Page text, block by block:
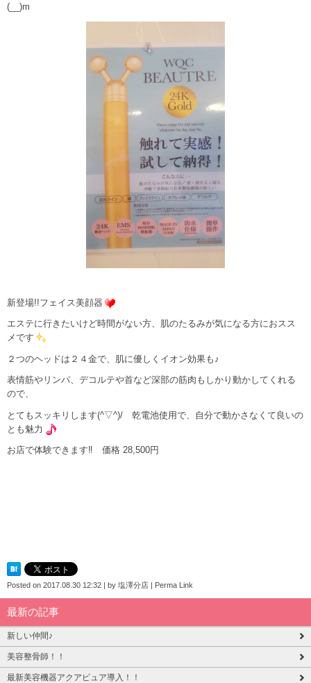
(__)m
新登場!!フェイス美顔器
エステに行きたいけど時間がない方、肌のたるみが気になる方におスス
メです
２つのヘッドは２４金で、肌に優しくイオン効果も♪
表情筋やリンパ、デコルテや首など深部の筋肉もしかり動かしてくれる
ので、
とてもスッキリします(^▽^)/ 乾電池使用で、自分で動かさなくて良いの
とも魅力
お店で体験できます‼ 価格 28,500円
Posted on 2017.08.30 12:32 | by 塩澤分店 | Perma Link
最新の記事
新しい仲間♪
美容整骨師！！
最新美容機器アクアピュア導入！！